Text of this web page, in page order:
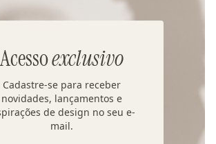
Acessoexclusivo
Cadastre-se para receber
novidades, lançamentos e
de design no seu e-
mail.